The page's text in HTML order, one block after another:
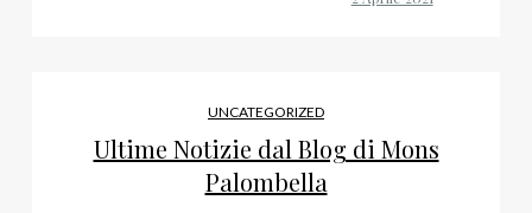
UNCATEGORIZED
Ultime Notizie dal Blog di Mons
Palombella